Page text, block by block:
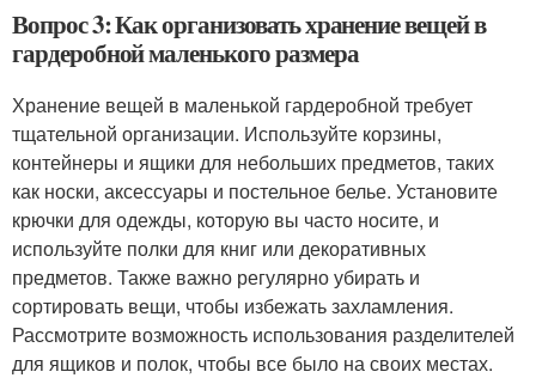
Вопрос 3: Как организовать хранение вещей в
гардеробной маленького размера
Хранение вещей в маленькой гардеробной требует
тщательной организации. Используйте корзины,
контейнеры и ящики для небольших предметов, таких
как носки, аксессуары и постельное белье. Установите
крючки для одежды, которую вы часто носите, и
используйте полки для книг или декоративных
предметов. Также важно регулярно убирать и
сортировать вещи, чтобы избежать захламления.
Рассмотрите возможность использования разделителей
для ящиков и полок, чтобы все было на своих местах.